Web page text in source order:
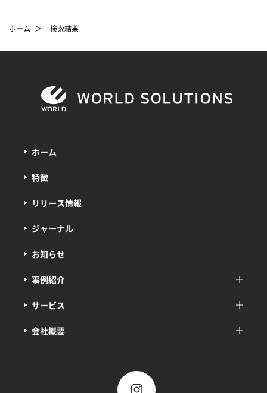
ホーム ＞ 検索結果
ホーム
特徴
サービス
事例紹介
会社概要
リリース情報
ジャーナル
お知らせ